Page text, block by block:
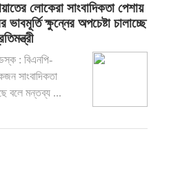
লোকেরা সাংবাদিকতা পেশায়
ক্ষুন্নের অপচেষ্টা চালাচ্ছে
: বিএনপি-
সাংবাদিকতা
বলে মন্তব্য ...